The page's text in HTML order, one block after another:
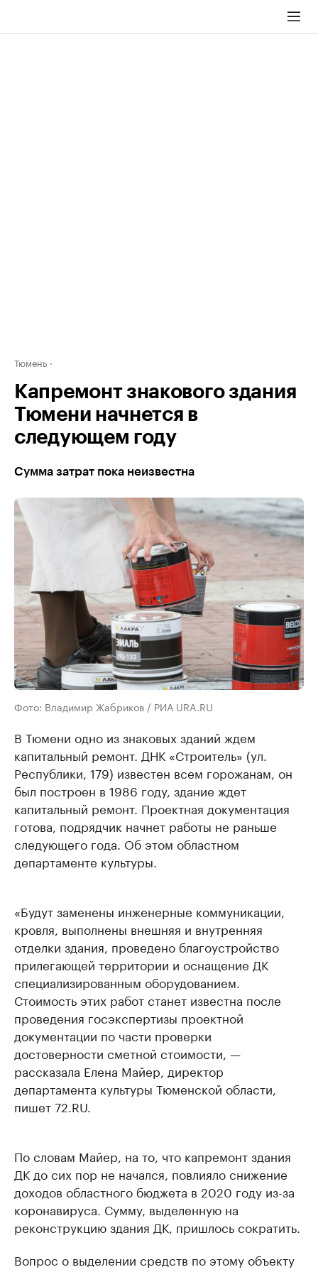
Тюмень
Капремонт знакового здания
Тюмени начнется в
следующем году
Сумма затрат пока неизвестна
Фото: Владимир Жабриков / РИА URA.RU
В Тюмени одно из знаковых зданий ждем
капитальный ремонт. ДНК «Строитель» (ул.
Республики, 179) известен всем горожанам, он
был построен в 1986 году, здание ждет
капитальный ремонт. Проектная документация
готова, подрядчик начнет работы не раньше
следующего года. Об этом областном
департаменте культуры.
«Будут заменены инженерные коммуникации,
кровля, выполнены внешняя и внутренняя
отделки здания, проведено благоустройство
прилегающей территории и оснащение ДК
специализированным оборудованием.
Стоимость этих работ станет известна после
проведения госэкспертизы проектной
документации по части проверки
достоверности сметной стоимости, —
рассказала Елена Майер, директор
департамента культуры Тюменской области,
пишет 72.RU.
По словам Майер, на то, что капремонт здания
ДК до сих пор не начался, повлияло снижение
доходов областного бюджета в 2020 году из-за
коронавируса. Сумму, выделенную на
реконструкцию здания ДК, пришлось сократить.
Вопрос о выделении средств по этому объекту